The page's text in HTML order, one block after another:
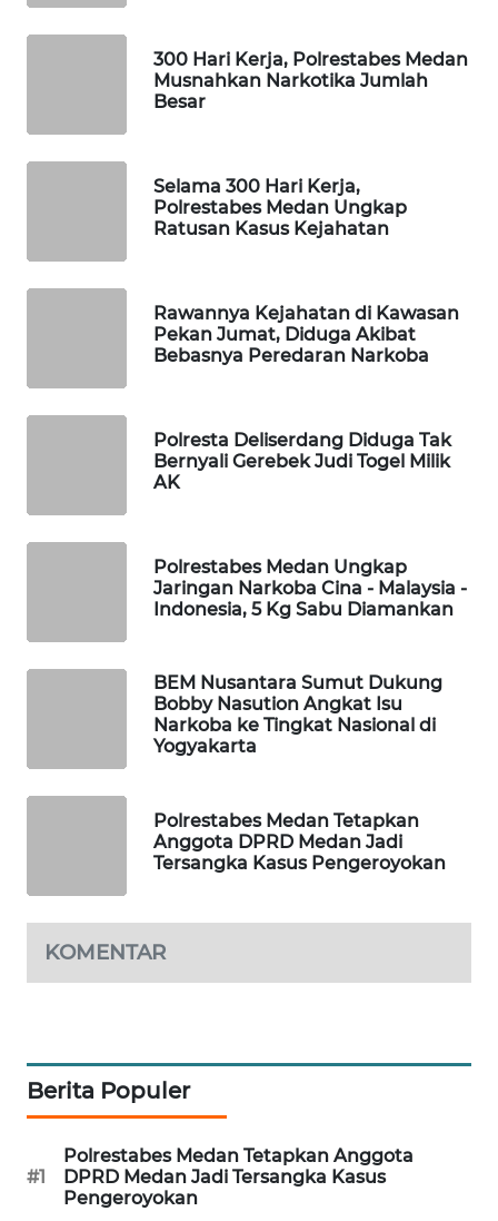
300 Hari Kerja, Polrestabes Medan
Musnahkan Narkotika Jumlah
Besar
Selama 300 Hari Kerja,
Polrestabes Medan Ungkap
Ratusan Kasus Kejahatan
Rawannya Kejahatan di Kawasan
Pekan Jumat, Diduga Akibat
Bebasnya Peredaran Narkoba
Polresta Deliserdang Diduga Tak
Bernyali Gerebek Judi Togel Milik
AK
Polrestabes Medan Ungkap
Jaringan Narkoba Cina - Malaysia -
Indonesia, 5 Kg Sabu Diamankan
BEM Nusantara Sumut Dukung
Bobby Nasution Angkat Isu
Narkoba ke Tingkat Nasional di
Yogyakarta
Polrestabes Medan Tetapkan
Anggota DPRD Medan Jadi
Tersangka Kasus Pengeroyokan
KOMENTAR
Berita Populer
#1
Polrestabes Medan Tetapkan Anggota
DPRD Medan Jadi Tersangka Kasus
Pengeroyokan
METRO
KRT
NEWS
HUMBANG
NEWS
NEWS
NEWS